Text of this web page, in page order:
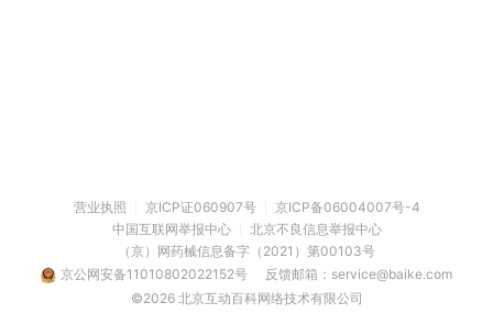
营业执照 京ICP证060907号
京ICP备06004007号-4
中国互联网举报中心
北京不良信息举报中心
（京）网药械信息备字（2021）第00103号
京公网安备11010802022152号
反馈邮箱：service@baike.com
©2026 北京互动百科网络技术有限公司